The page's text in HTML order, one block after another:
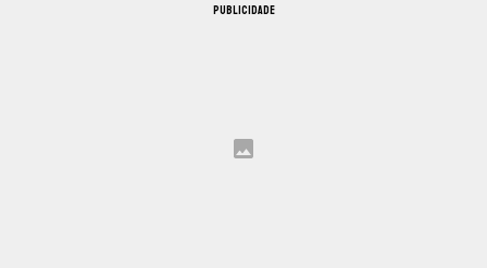
PUBLICIDADE